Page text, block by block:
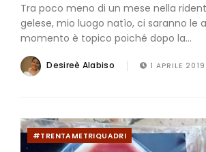
Tra poco meno di un mese nella
gelese, mio luogo natìo, ci saranno le
momento è topico poiché dopo la...
Desireè Alabiso 1 APRILE 2019
#TRENTAMETRIQUADRI